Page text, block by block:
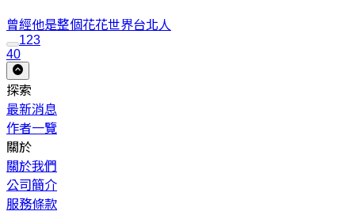
曾經他是整個花花世界台北人
123
40
探索
最新消息
作者一覽
關於
關於我們
公司簡介
服務條款